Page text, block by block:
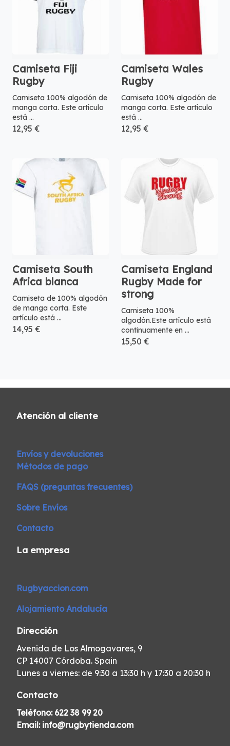
Camiseta Fiji
Rugby
Camiseta 100% algodón de
manga corta. Este artículo
está ...
12,95 €
Camiseta Wales
Rugby
Camiseta 100% algodón de
manga corta. Este artículo
está ...
12,95 €
Camiseta South
Africa blanca
Camiseta de 100% algodón
de manga corta. Este
artículo está ...
14,95 €
Camiseta England
Rugby Made for
strong
Camiseta 100%
algodón.Este artículo está
continuamente en ...
15,50 €
Atención al cliente
Envíos y devoluciones
Métodos de pago
FAQS (preguntas frecuentes)
Sobre Envíos
Contacto
La empresa
Rugbyaccion.com
Alojamiento Andalucía
Dirección
Avenida de Los Almogavares, 9
CP 14007 Córdoba. Spain
Lunes a viernes: de 9:30 a 13:30 h y 17:30 a 20:30 h
Contacto
Teléfono: 622 38 99 20
Email: info@rugbytienda.com